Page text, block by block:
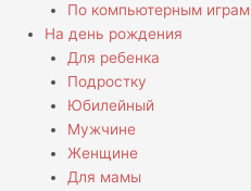
По компьютерным играм
На день рождения
Для ребенка
Подростку
Юбилейный
Мужчине
Женщине
Для мамы